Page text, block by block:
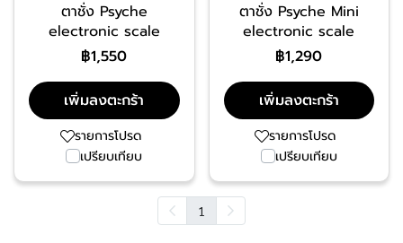
ตาชั่ง Psyche
electronic scale
฿1,550
เพิ่มลงตะกร้า
รายการโปรด
เปรียบเทียบ
ตาชั่ง Psyche Mini
electronic scale
฿1,290
เพิ่มลงตะกร้า
รายการโปรด
เปรียบเทียบ
1